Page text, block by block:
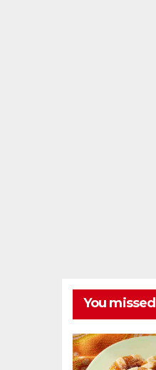
You missed